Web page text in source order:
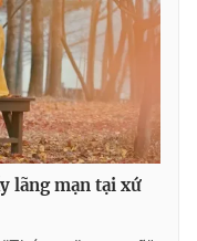
lãng mạn tại xứ